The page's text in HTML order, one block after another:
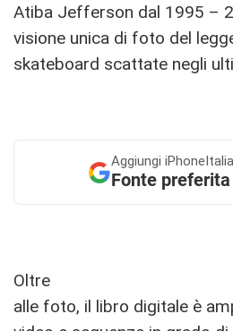
Atiba Jefferson dal 1995 –
visione unica di foto del
skateboard scattate negli
Aggiungi
Fonte
Oltre
alle foto, il libro digitale è